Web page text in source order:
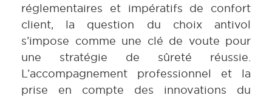
réglementaires et impératifs de confort
client, la question du choix antivol
s’impose comme une clé de voute pour
une stratégie de sûreté réussie.
L’accompagnement professionnel et la
prise en compte des innovations du